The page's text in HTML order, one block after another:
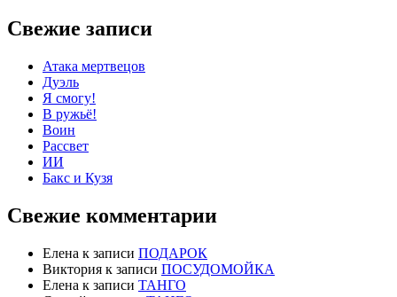
Свежие записи
Атака мертвецов
Дуэль
Я смогу!
В ружьё!
Воин
Рассвет
ИИ
Бакс и Кузя
Свежие комментарии
Елена к записи ПОДАРОК
Виктория к записи ПОСУДОМОЙКА
Елена к записи ТАНГО